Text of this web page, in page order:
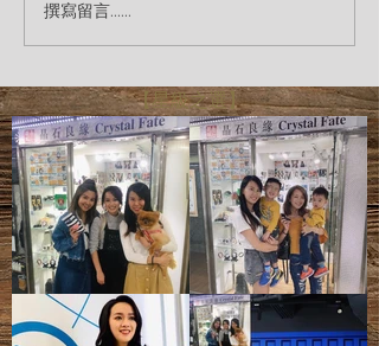
撰寫留言......
【星級之選】